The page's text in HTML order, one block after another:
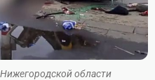
области